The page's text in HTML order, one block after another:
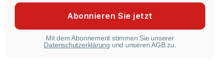
Mit dem Abonnement stimmen Sie unserer
Datenschutzerklärung und unseren AGB zu.